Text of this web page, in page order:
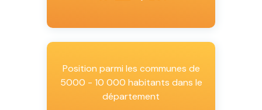
Position parmi les communes de
5000 - 10 000 habitants dans le
département